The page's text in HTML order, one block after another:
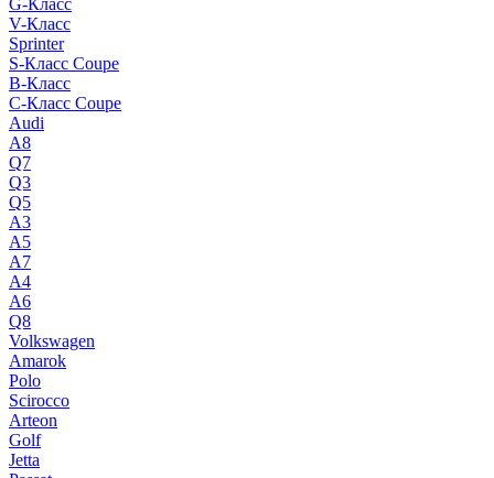
G-Класс
V-Класс
Sprinter
S-Класс Сoupe
B-Класс
C-Класс Coupe
Audi
A8
Q7
Q3
Q5
A3
A5
A7
A4
A6
Q8
Volkswagen
Amarok
Polo
Scirocco
Arteon
Golf
Jetta